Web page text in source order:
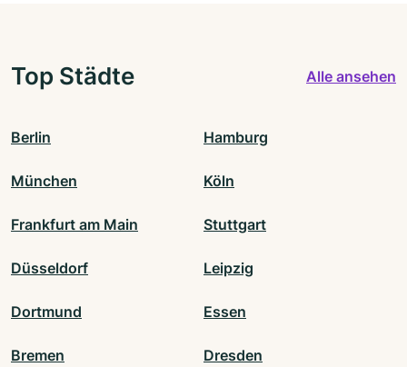
Top Städte Alle ansehen
Berlin Hamburg
München Köln
Frankfurt am Main Stuttgart
Düsseldorf Leipzig
Dortmund Essen
Bremen Dresden